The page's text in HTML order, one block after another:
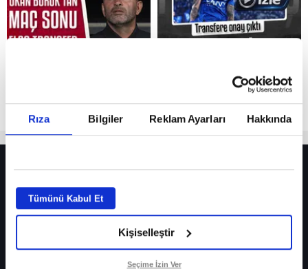
Rıza Bilgiler Reklam Ayarları Hakkında
Tümünü Kabul Et
Kişiselleştir
Seçime İzin Ver
Fenerbahçe’de sürpriz ayrılık ihtimali! Devre arasında gelmişti
Fenerbahçe’nin yeni transferi Mason Greenwood için olay sözler!
Galatasaray’da rota yeniden Thiago Almada!